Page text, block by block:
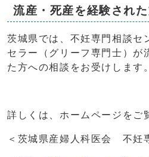
流産・死産を経験され
茨城県では、不妊専門相談セ
セラー（グリーフ専門士）が
た方への相談をお受けします
詳しくは、ホームページをご
＜茨城県産婦人科医会 不妊